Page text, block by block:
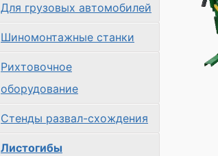
Для грузовых автомобилей
Шиномонтажные станки
Рихтовочное
оборудование
Стенды развал-схождения
Листогибы